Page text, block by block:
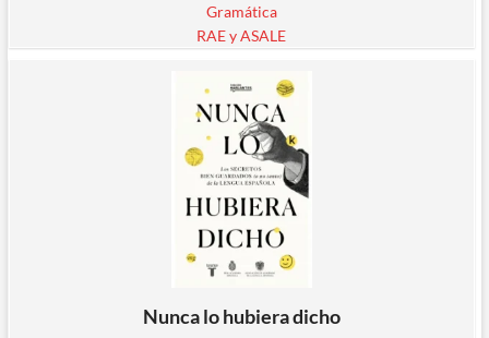
Gramática
RAE y ASALE
Nunca lo hubiera dicho